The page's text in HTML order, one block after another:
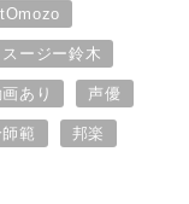
tOmozo
スージー鈴木
画あり 声優
範 邦楽